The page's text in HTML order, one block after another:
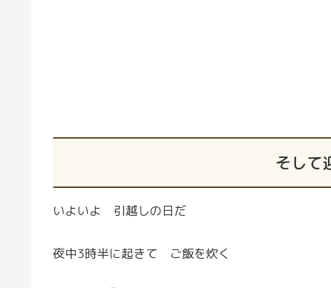
そして
いよいよ 引越しの日だ
夜中3時半に起きて ご飯を炊く